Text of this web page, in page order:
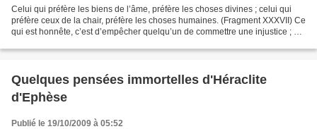
Celui qui préfère les biens de l’âme, préfère les choses divines ; celui qui
préfère ceux de la chair, préfère les choses humaines. (Fragment XXXVII) Ce
qui est honnête, c’est d’empêcher quelqu’un de commettre une injustice ; et,
Quelques pensées immortelles d'Héraclite
d'Ephèse
Publié le 19/10/2009 à 05:52